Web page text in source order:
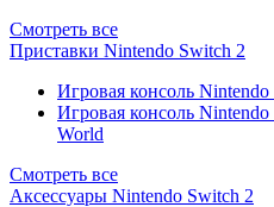
Смотреть все
Приставки Nintendo Switch 2
Игровая консоль
Игровая консоль
World
Смотреть все
Аксессуары Nintendo Switch 2